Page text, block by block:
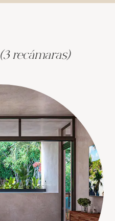
(3 recámaras)